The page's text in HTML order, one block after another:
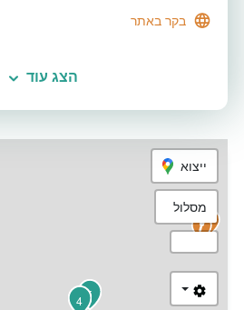
בקר באתר
הצג עוד
1
4 5
ייצוא
מסלול